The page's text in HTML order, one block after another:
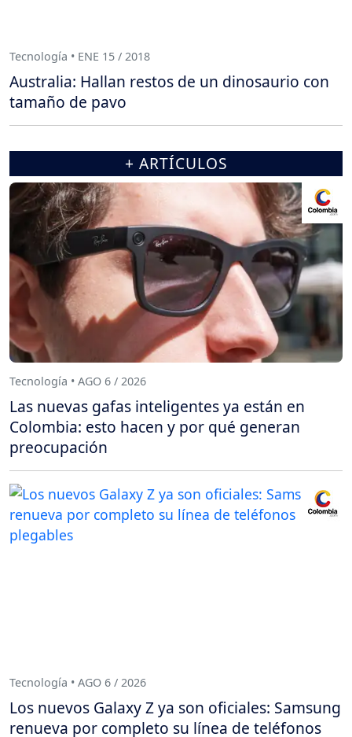
Tecnología • ENE 15 / 2018
Australia: Hallan restos de un dinosaurio con
tamaño de pavo
+ ARTÍCULOS
Tecnología • AGO 6 / 2026
Las nuevas gafas inteligentes ya están en
Colombia: esto hacen y por qué generan
preocupación
Tecnología • AGO 6 / 2026
Los nuevos Galaxy Z ya son oficiales: Samsung
renueva por completo su línea de teléfonos